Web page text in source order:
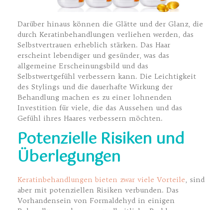
Darüber hinaus können die Glätte und der Glanz, die
durch Keratinbehandlungen verliehen werden, das
Selbstvertrauen erheblich stärken. Das Haar
erscheint lebendiger und gesünder, was das
allgemeine Erscheinungsbild und das
Selbstwertgefühl verbessern kann. Die Leichtigkeit
des Stylings und die dauerhafte Wirkung der
Behandlung machen es zu einer lohnenden
Investition für viele, die das Aussehen und das
Gefühl ihres Haares verbessern möchten.
Potenzielle Risiken und
Überlegungen
Keratinbehandlungen bieten zwar viele Vorteile, sind
aber mit potenziellen Risiken verbunden. Das
Vorhandensein von Formaldehyd in einigen